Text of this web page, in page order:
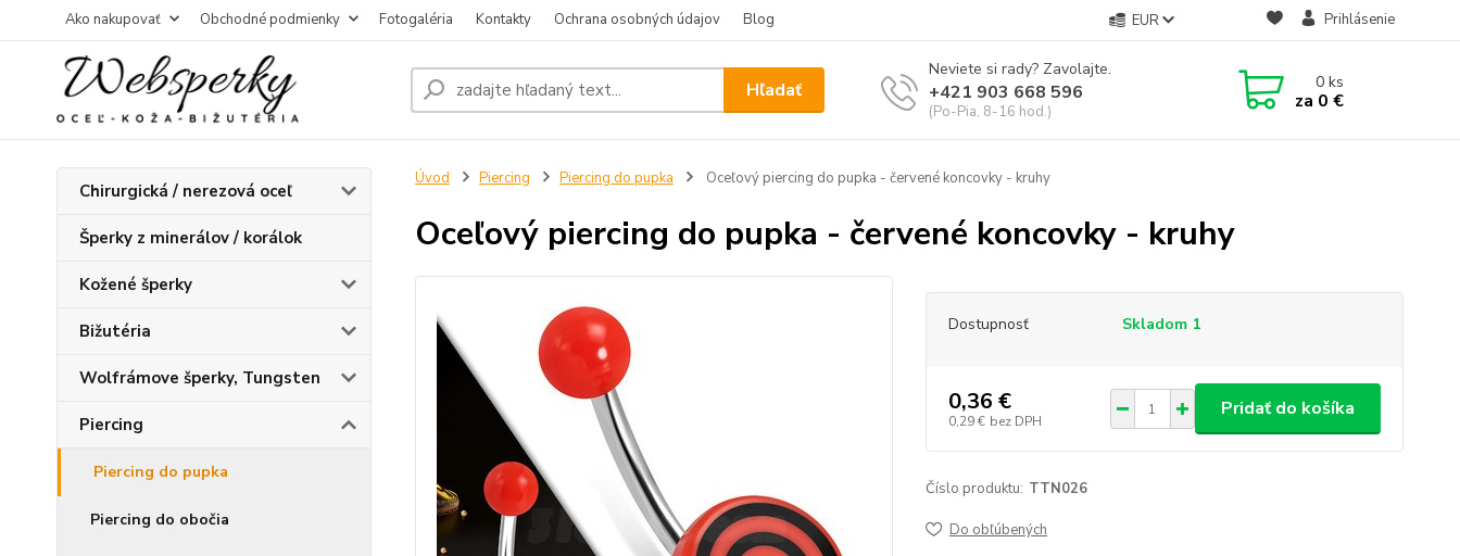
Ako nakupovať Obchodné podmienky Fotogaléria Kontakty Ochrana osobných údajov Blog EUR Prihlásenie
Hľadať
Neviete si rady? Zavolajte.
+421 903 668 596
(Po-Pia, 8-16 hod.)
0ks
za 0 €
Chirurgická / nerezová oceľ
Šperky z minerálov / korálok
Kožené šperky
Bižutéria
Wolfrámove šperky, Tungsten
Piercing
Piercing do pupka
Piercing do obočia
Úvod Piercing Piercing do pupka Oceľový piercing do pupka - červené koncovky - kruhy
Oceľový piercing do pupka - červené koncovky - kruhy
Dostupnosť Skladom 1
0,36 €
0,29 € bez DPH
Pridať do košíka
Číslo produktu: TTN026
Do obľúbených